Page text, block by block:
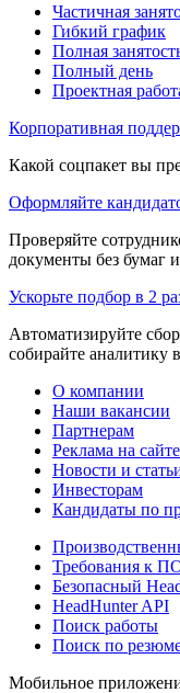
Частичная
Гибкий график
Полная
Полный день
Проектная
Корпоративная
Какой соцпакет вы
Оформляйте
Проверяйте
документы без бумаг
Ускорьте подбор в 2
Автоматизируйте
собирайте аналитику
О компании
Наши вакансии
Партнерам
Реклама на сайте
Новости и
Инвесторам
Кандидаты по
Требования к
Безопасный
HeadHunter API
Поиск работы
Поиск по
Мобильное